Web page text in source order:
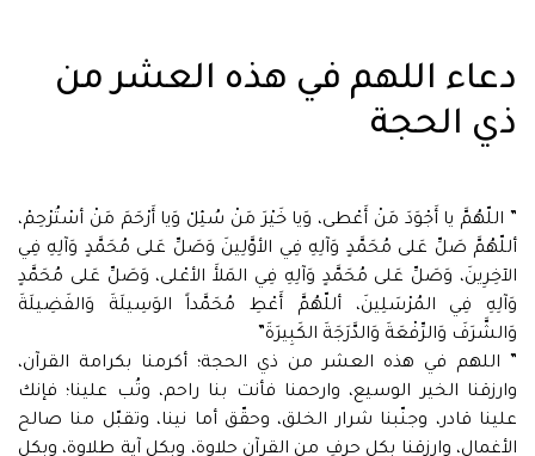
دعاء اللهم في هذه العشر من
ذي الحجة
” اللّهُمَّ يا أَجْوَدَ مَنْ أَعْطى، وَيا خَيْرَ مَنْ سُئِلْ وَيا أَرْحَمَ مَنْ أسْتُرْحِمْ،
أللّهُمَّ صَلِّ عَلى مُحَمَّدٍ وَآلِهِ فِي الأوَّلِينَ وَصَلِّ عَلى مُحَمَّدٍ وَآلِهِ فِي
الآخِرِينَ، وَصَلِّ عَلى مُحَمَّدٍ وَآلِهِ فِي المَلأَ الأعْلى، وَصَلِّ عَلى مُحَمَّدٍ
وَآلِهِ فِي المُرْسَلِينَ، أللّهُمَّ أَعْطِ مُحَمَّداً الوَسِيلَةَ وَالفَضِيلَةَ
وَالشَّرَفَ وَالرِّفْعَةَ وَالدَّرَجَةَ الكَبِيرَةَ”
” اللهم في هذه العشر من ذي الحجة؛ أكرمنا بكرامة القرآن،
وارزقنا الخير الوسيع، وارحمنا فأنت بنا راحم، وتُب علينا؛ فإنك
علينا قادر، وجنّبنا شرار الخلق، وحقّق أما نينا، وتقبّل منا صالح
الأغمال، وارزقنا بكل حرفٍ من القرآن حلاوة، وبكل آية طلاوة، وبكل